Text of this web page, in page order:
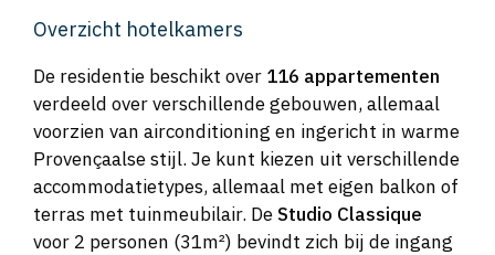
Overzicht hotelkamers
De residentie beschikt over 116 appartementen
verdeeld over verschillende gebouwen, allemaal
voorzien van airconditioning en ingericht in warme
Provençaalse stijl. Je kunt kiezen uit verschillende
accommodatietypes, allemaal met eigen balkon of
terras met tuinmeubilair. DeStudio Classique
voor 2 personen (31m²) bevindt zich bij de ingang